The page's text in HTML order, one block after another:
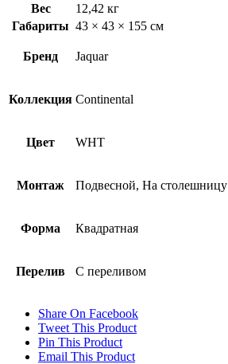
Вес
12,42 кг
Габариты 43 × 43 × 155 см
Бренд Jaquar
Коллекция Continental
Цвет WHT
Монтаж Подвесной, На столешницу
Форма Квадратная
Перелив С переливом
Share On Facebook
Tweet This Product
Pin This Product
Email This Product